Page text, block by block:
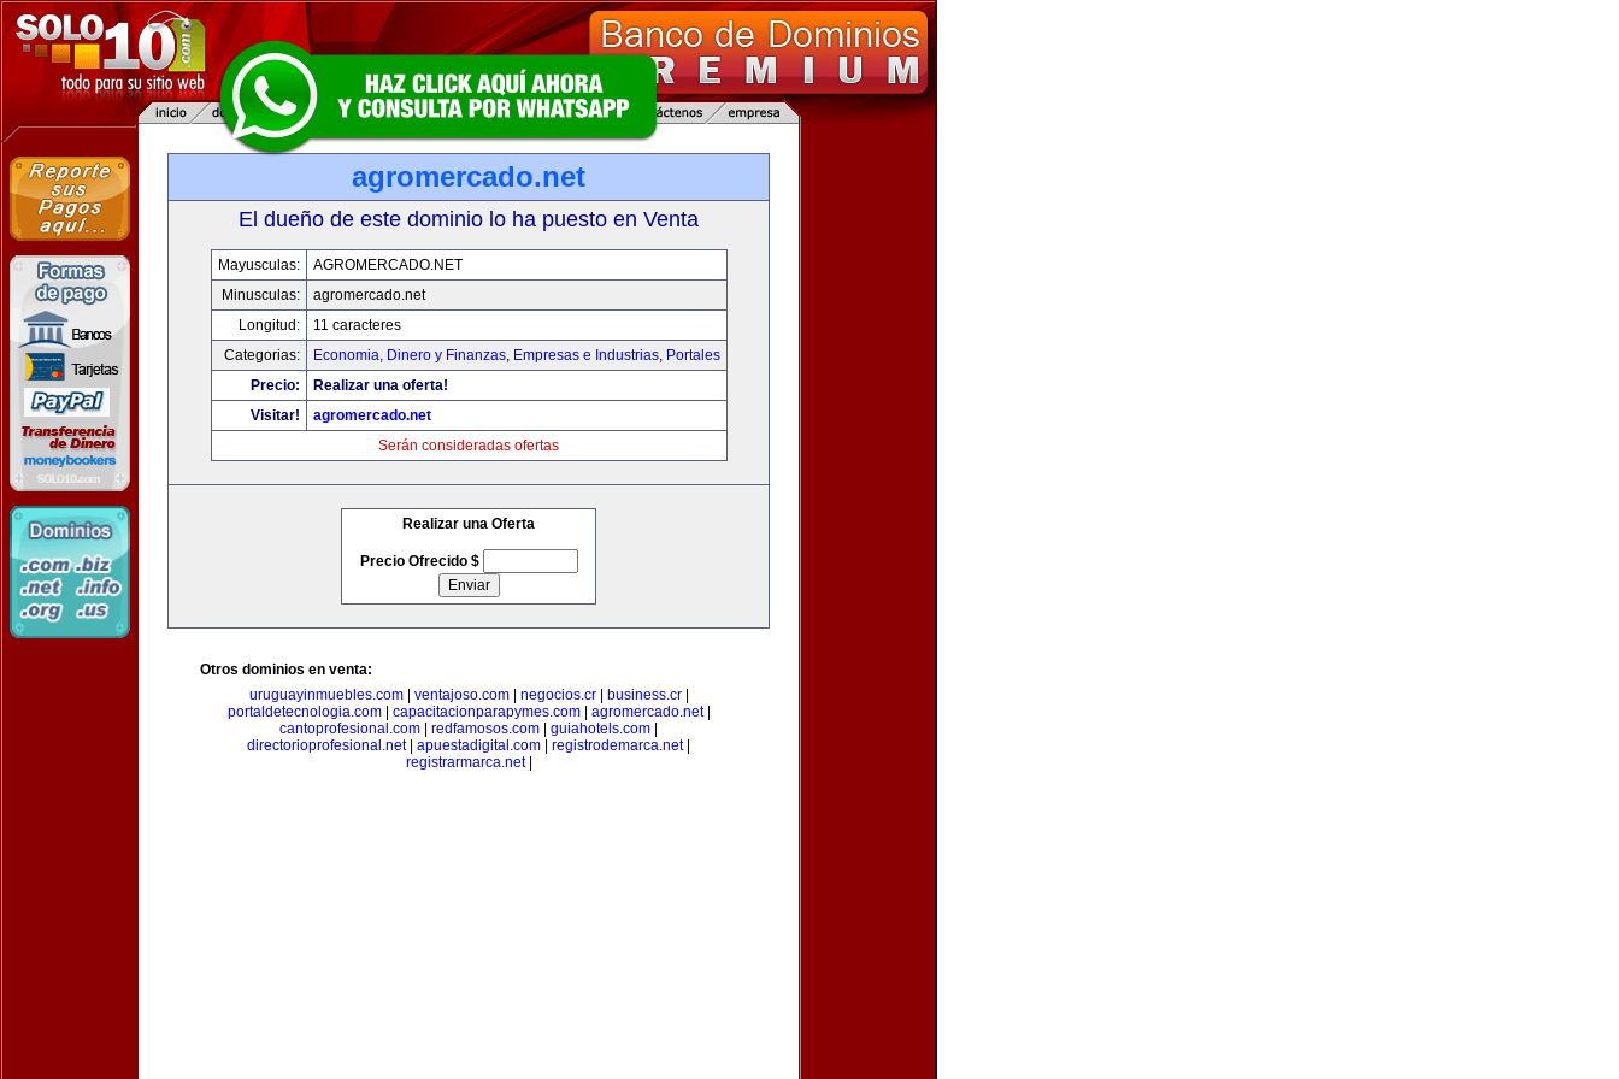
agromercado.net
El dueño de este dominio lo ha puesto en Venta
Mayusculas:
AGROMERCADO.NET
Minusculas:
agromercado.net
Longitud:
11 caracteres
Categorias:
Economia, Dinero y Finanzas, Empresas e Industrias, Portales
Precio:
Realizar una oferta!
Visitar!
agromercado.net
Serán consideradas ofertas
Realizar una Oferta
Precio Ofrecido $
Otros dominios en venta:
uruguayinmuebles.com| ventajoso.com| negocios.cr| business.cr|
portaldetecnologia.com| capacitacionparapymes.com| agromercado.net|
cantoprofesional.com
redfamosos.com guiahotels.com
directorioprofesional.net| apuestadigital.com registrodemarca.net|
registrarmarca.net|